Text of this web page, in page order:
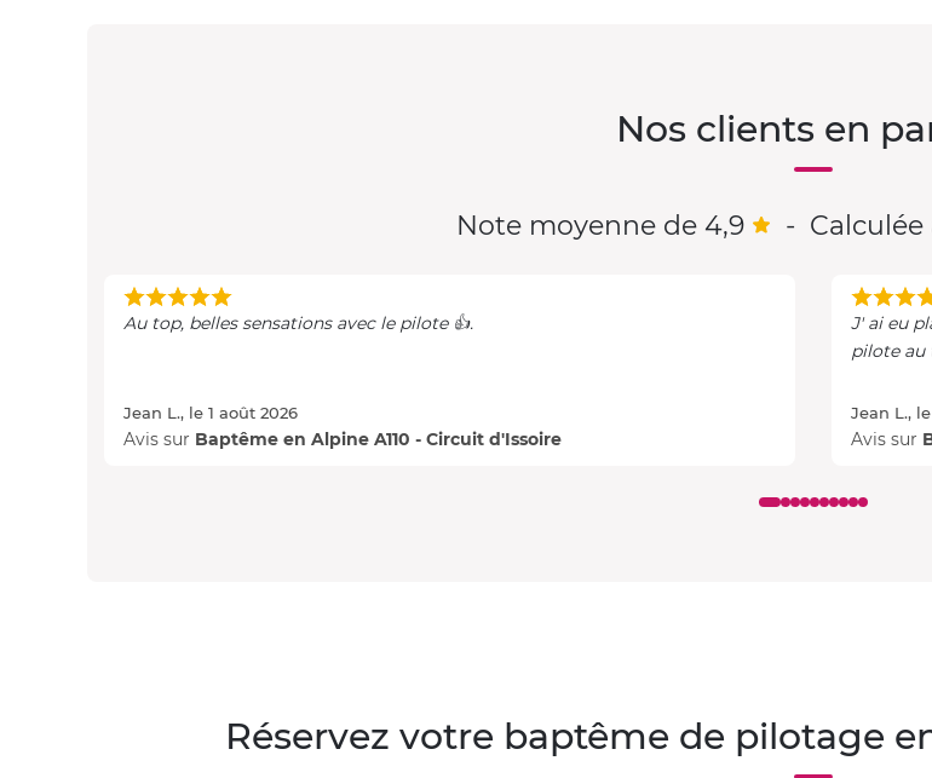
Nos clients en
Note moyenne de 4,9 - Calculée
Au top, belles sensations avec le pilote 👍.
Jean L., le 1 août 2026
Avis sur Baptême en Alpine A110 - Circuit d'Issoire
J' ai eu
pilote au
Jean L.,
Avis sur
Réservez votre baptême de pilotage